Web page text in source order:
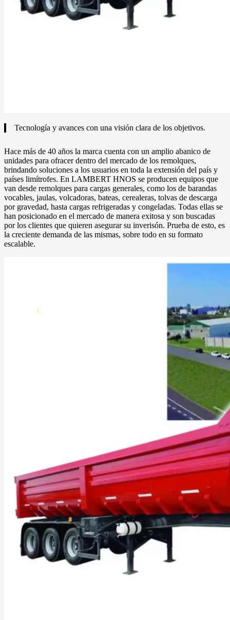
Tecnología y avances con una visión clara de los objetivos.
Hace más de 40 años la marca cuenta con un amplio abanico de
unidades para ofracer dentro del mercado de los remolques,
brindando soluciones a los usuarios en toda la extensión del país y
países limítrofes. En LAMBERT HNOS se producen equipos que
van desde remolques para cargas generales, como los de barandas
vocables, jaulas, volcadoras, bateas, cerealeras, tolvas de descarga
por gravedad, hasta cargas refrigeradas y congeladas. Todas ellas se
han posicionado en el mercado de manera exitosa y son buscadas
por los clientes que quieren asegurar su inverisón. Prueba de esto, es
la creciente demanda de las mismas, sobre todo en su formato
escalable.